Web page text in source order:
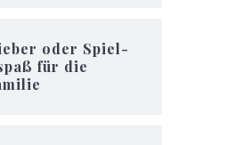
oder Spiel-
für die